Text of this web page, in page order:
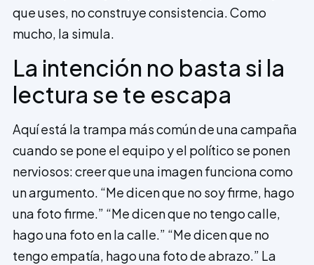
que uses, no construye consistencia. Como
mucho, la simula.
La intención no basta si la
lectura se te escapa
Aquí está la trampa más común de una campaña
cuando se pone el equipo y el político se ponen
nerviosos: creer que una imagen funciona como
un argumento. “Me dicen que no soy firme, hago
una foto firme.” “Me dicen que no tengo calle,
hago una foto en la calle.” “Me dicen que no
tengo empatía, hago una foto de abrazo.” La